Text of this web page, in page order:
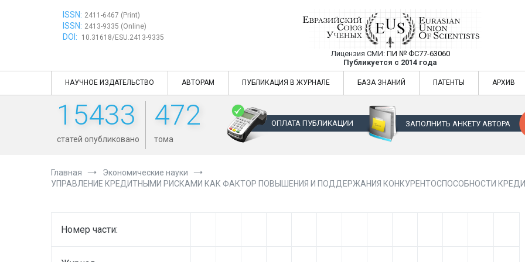
ISSN: 2411-6467 (Print)
ISSN: 2413-9335 (Online)
DOI: 10.31618/ESU.2413-9335
Евразийский Союз Ученых —
Лицензия СМИ: ПИ № ФС77-63060
Публикуется с 2014 года
Евразийский Союз Ученых — публикация научных статей в
НАУЧНОЕ ИЗДАТЕЛЬСТВО АВТОРАМ ПУБЛИКАЦИЯ В ЖУРНАЛЕ БАЗА ЗНАНИЙ ПАТЕНТЫ АРХИВ
15433
статей опубликовано
472
тома
ОПЛАТА ПУБЛИКАЦИИ ЗАПОЛНИТЬ АНКЕТУ АВТОРА
Главная
Экономические науки
УПРАВЛЕНИЕ КРЕДИТНЫМИ РИСКАМИ КАК ФАКТОР ПОВЫШЕНИЯ И ПОДДЕРЖАНИЯ КОНКУРЕНТОСПОСОБНОСТИ
Номер части: